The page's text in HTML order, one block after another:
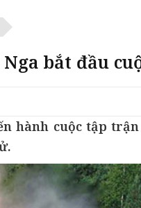
Nga bắt đầu
hành cuộc tập